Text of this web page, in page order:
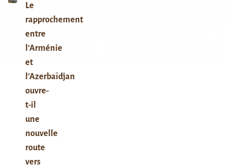
Le
rapprochement
entre
l’Arménie
et
l’Azerbaïdjan
ouvre-
t-il
une
nouvelle
route
vers